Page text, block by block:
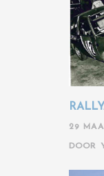
29
DOOR